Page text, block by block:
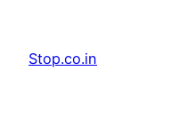
content
Stop.co.in